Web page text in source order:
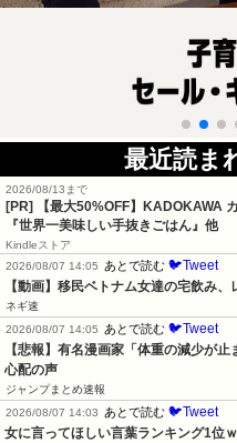
最近読ま
2026/08/13まで
[PR]
【最大50%OFF】KADOKAWA
『世界一美味しい手抜きごはん』他
Kindleストア
2026/08/07 14:05
あとで読む 🐦Tweet
【動画】移民ベトナム女達の宅飲み、
ネギ速
2026/08/07 14:05
あとで読む 🐦Tweet
【悲報】有名漫画家「体重の減少が
心配の声
ジャンプまとめ速報
2026/08/07 14:03
あとで読む 🐦Tweet
女に言ってほしい言葉ランキング1位